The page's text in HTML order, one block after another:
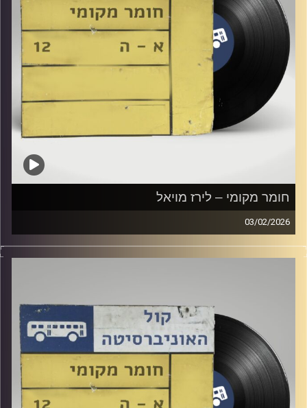
חומר מקומי – לירז מויאל
03/02/2026
שעה של מוזיקה ישראלית עם לירז מויאל